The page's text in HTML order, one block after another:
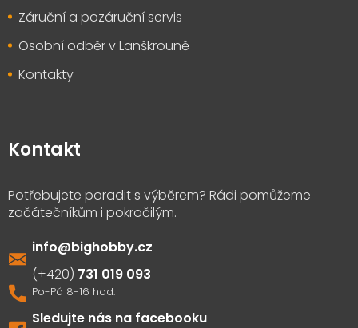
Záruční a pozáruční servis
Osobní odběr v Lanškrouně
Kontakty
Kontakt
info@bighobby.cz
731 019 093
Sledujte nás na facebooku